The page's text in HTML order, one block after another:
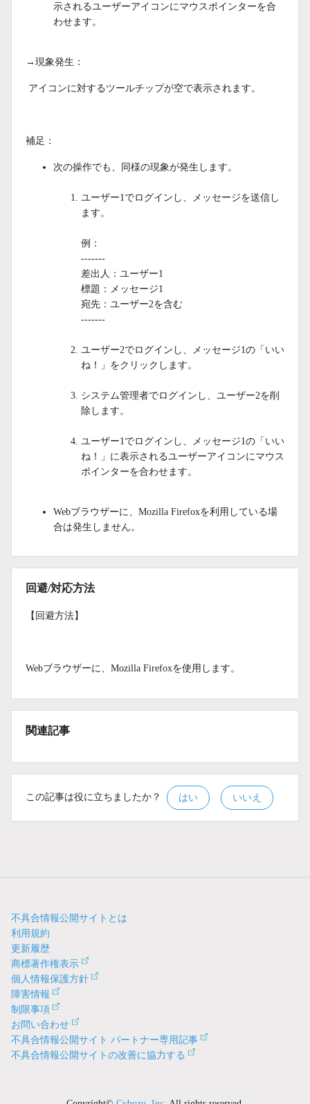
示されるユーザーアイコンにマウスポインターを合
わせます。
→現象発生：
アイコンに対するツールチップが空で表示されます。
補足：
次の操作でも、同様の現象が発生します。
ユーザー1でログインし、メッセージを送信し
ます。
例：
-------
差出人：ユーザー1
標題：メッセージ1
宛先：ユーザー2を含む
-------
ユーザー2でログインし、メッセージ1の「いい
ね！」をクリックします。
システム管理者でログインし、ユーザー2を削
除します。
ユーザー1でログインし、メッセージ1の「いい
ね！」に表示されるユーザーアイコンにマウス
ポインターを合わせます。
Webブラウザーに、Mozilla Firefoxを利用している場
合は発生しません。
回避/対応方法
【回避方法】
Webブラウザーに、Mozilla Firefoxを使用します。
関連記事
この記事は役に立ちましたか？ はい いいえ
不具合情報公開サイトとは
利用規約
更新履歴
商標著作権表示
個人情報保護方針
障害情報
制限事項
お問い合わせ
不具合情報公開サイト パートナー専用記事
不具合情報公開サイトの改善に協力する